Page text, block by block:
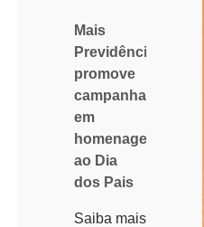
Mais
Previdência
promove
campanha
em
homenagem
ao Dia
dos Pais
Saiba mais